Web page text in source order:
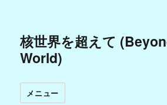
核世界を超えて
World)
メニュー